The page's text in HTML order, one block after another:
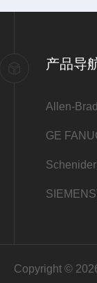
产品导
Allen-
GE
Copyright ©